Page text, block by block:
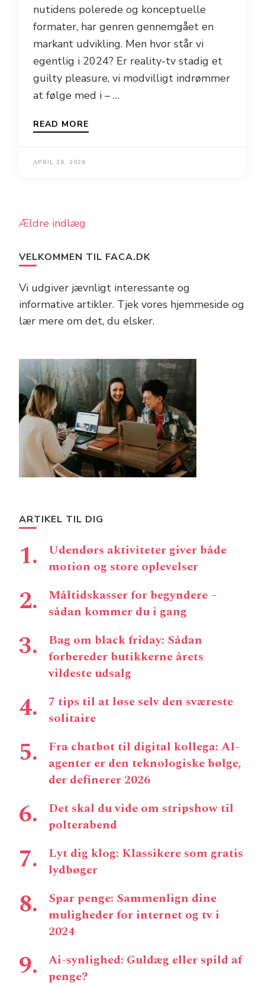
nutidens polerede og konceptuelle
formater, har genren gennemgået en
markant udvikling. Men hvor står vi
egentlig i 2024? Er reality-tv stadig et
guilty pleasure, vi modvilligt indrømmer
at følge med i – …
READ MORE
APRIL 26, 2026
Navigation
indlæg
Ældre indlæg
VELKOMMEN TIL FACA.DK
Vi udgiver jævnligt interessante og
informative artikler. Tjek vores hjemmeside og
lær mere om det, du elsker.
ARTIKEL TIL DIG
Udendørs aktiviteter giver både
motion og store oplevelser
Måltidskasser for begyndere –
sådan kommer du i gang
Bag om black friday: Sådan
forbereder butikkerne årets
vildeste udsalg
7 tips til at løse selv den sværeste
solitaire
Fra chatbot til digital kollega: AI-
agenter er den teknologiske bølge,
der definerer 2026
Det skal du vide om stripshow til
polterabend
Lyt dig klog: Klassikere som gratis
lydbøger
Spar penge: Sammenlign dine
muligheder for internet og tv i
2024
Ai-synlighed: Guldæg eller spild af
penge?